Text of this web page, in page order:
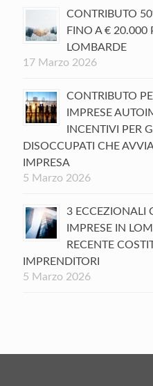
CONTRIBUTO
FINO A € 20.000
LOMBARDE
17 Marzo 2026
CONTRIBUTO
IMPRESE
INCENTIVI PER
DISOCCUPATI CHE
IMPRESA
5 Marzo 2026
3 ECCEZIONALI
IMPRESE IN
RECENTE
IMPRENDITORI
5 Marzo 2026